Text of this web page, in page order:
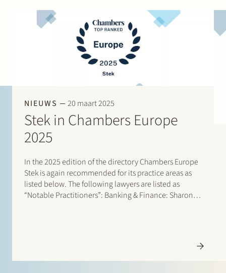
NIEUWS 20 maart 2025
Stek in Chambers Europe
2025
In the 2025 edition of the directory Chambers Europe
Stek is again recommended for its practice areas as
listed below. The following lawyers are listed as
“Notable Practitioners”: Banking & Finance: Sharon